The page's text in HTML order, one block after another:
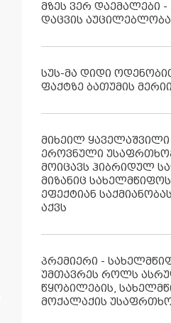
მზეს ვერ დაემალები -
დაცვის
სუს-მა დიდი
ფაქტზე ბათუმის
მიხეილ
ეროვნული
მოიცავს ჰიბრიდულ
მიზანიც
ეფექტიან
აქვს
პრემიერი -
უმთავრეს როლს
წყობილების,
მოქალაქის